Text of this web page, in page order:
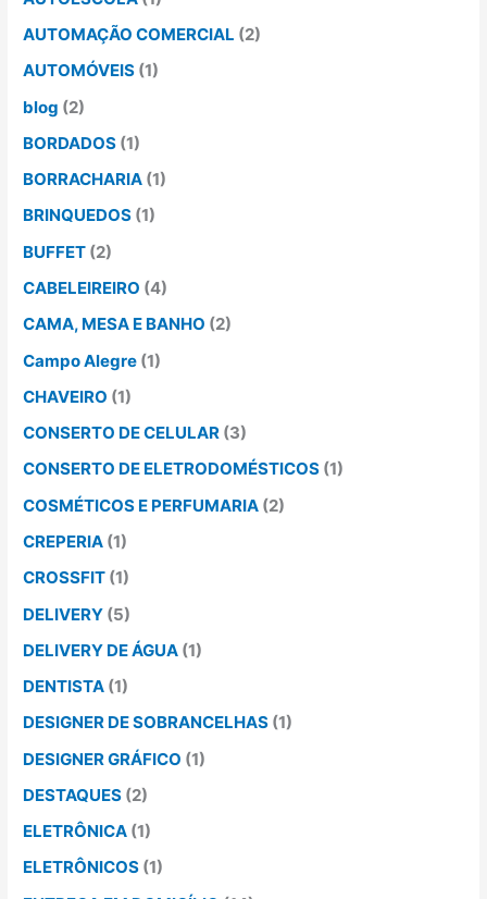
AUTOMAÇÃO COMERCIAL (2)
AUTOMÓVEIS (1)
blog (2)
BORDADOS (1)
BORRACHARIA (1)
BRINQUEDOS (1)
BUFFET (2)
CABELEIREIRO (4)
CAMA, MESA E BANHO (2)
Campo Alegre (1)
CHAVEIRO (1)
CONSERTO DE CELULAR (3)
CONSERTO DE ELETRODOMÉSTICOS (1)
COSMÉTICOS E PERFUMARIA (2)
CREPERIA (1)
CROSSFIT (1)
DELIVERY (5)
DELIVERY DE ÁGUA (1)
DENTISTA (1)
DESIGNER DE SOBRANCELHAS (1)
DESIGNER GRÁFICO (1)
DESTAQUES (2)
ELETRÔNICA (1)
ELETRÔNICOS (1)